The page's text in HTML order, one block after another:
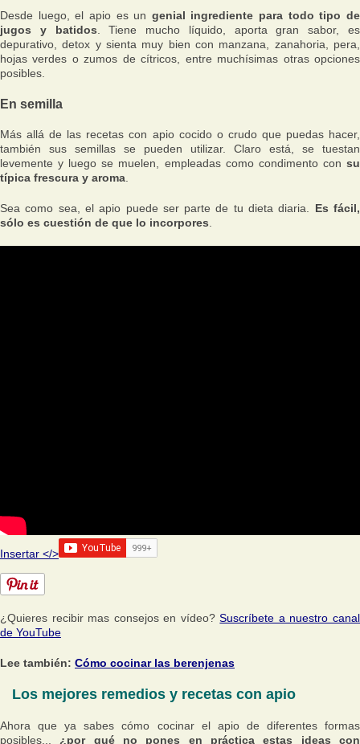
Desde luego, el apio es un genial ingrediente para todo tipo de
jugos y batidos . Tiene mucho líquido, aporta gran sabor, es
depurativo, detox y sienta muy bien con manzana, zanahoria, pera,
hojas verdes o zumos de cítricos, entre muchísimas otras opciones
posibles.
En semilla
Más allá de las recetas con apio cocido o crudo que puedas hacer,
también sus semillas se pueden utilizar. Claro está, se tuestan
levemente y luego se muelen, empleadas como condimento con su
típica frescura y aroma
Sea como sea, el apio puede ser parte de tu dieta diaria. Es fácil,
sólo es cuestión de que lo incorpores
Insertar </>
¿Quieres recibir mas consejos en vídeo?Suscríbete a nuestro canal
de YouTube
Lee también: Cómo cocinar las berenjenas
Los mejores remedios y recetas con apio
Ahora que ya sabes cómo cocinar el apio de diferentes formas
posibles... ¿por qué no pones en práctica estas ideas con